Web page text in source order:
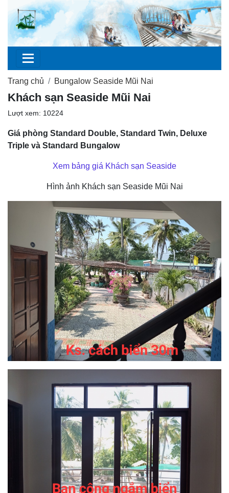
Trang chủ Bungalow Seaside Mũi Nai
Khách sạn Seaside Mũi Nai
Lượt xem: 10224
Giá phòng Standard Double, Standard Twin, Deluxe
Triple và Standard Bungalow
Xem bảng giá Khách sạn Seaside
Hình ảnh Khách sạn Seaside Mũi Nai